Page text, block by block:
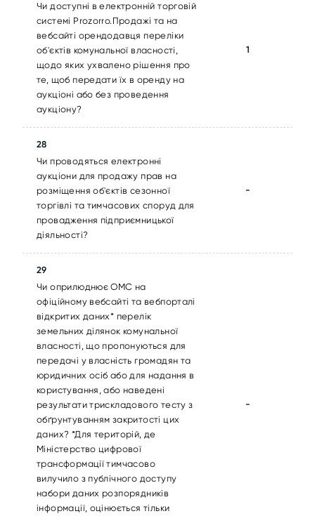
Чи доступні в електронній торговій
системі Prozorro.Продажі та на
вебсайті орендодавця переліки
об'єктів комунальної власності,
щодо яких ухвалено рішення про
те, щоб передати їх в оренду на
аукціоні або без проведення
аукціону?
1
28
Чи проводяться електронні
аукціони для продажу прав на
розміщення об'єктів сезонної
торгівлі та тимчасових споруд для
провадження підприємницької
діяльності?
-
29
Чи оприлюднює ОМС на
офіційному вебсайті та вебпорталі
відкритих даних* перелік
земельних ділянок комунальної
власності, що пропонуються для
передачі у власність громадян та
юридичних осіб або для надання в
користування, або наведені
результати трискладового тесту з
обґрунтуванням закритості цих
даних? *Для територій, де
Міністерство цифрової
трансформації тимчасово
вилучило з публічного доступу
набори даних розпорядників
інформації, оцінюється тільки
-